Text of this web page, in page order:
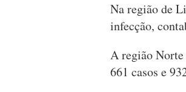
Na região de
infecção,
A região Norte
661 casos e